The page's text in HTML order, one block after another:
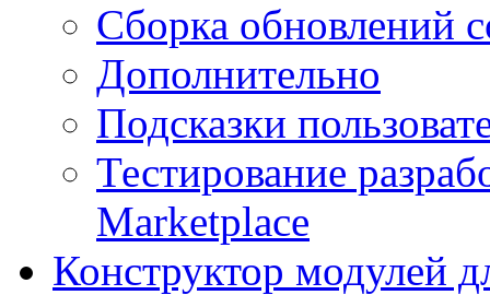
Сборка обновлений
Дополнительно
Подсказки
Тестирование
Marketplace
Конструктор модулей